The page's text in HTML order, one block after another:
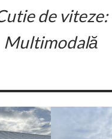
de viteze:
Multimodală